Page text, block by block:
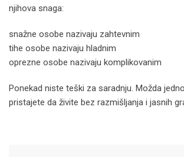
njihova snaga:
snažne osobe nazivaju zahtevnim
tihe osobe nazivaju hladnim
oprezne osobe nazivaju komplikovanim
Ponekad niste teški za saradnju. Možda
pristajete da živite bez razmišljanja i jasnih